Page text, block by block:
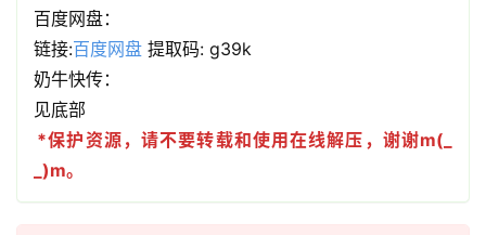
百度网盘：
链接:百度网盘 提取码: g39k
奶牛快传：
见底部
*保护资源，请不要转载和使用在线解压，谢谢m(_
_)m。